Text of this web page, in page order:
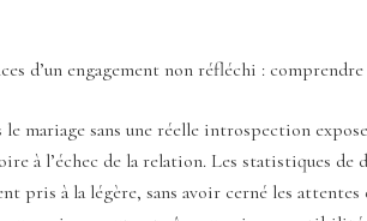
d’un engagement non réfléchi :
le mariage sans une réelle introspection
à l’échec de la relation. Les statistiques
pris à la légère, sans avoir cerné les